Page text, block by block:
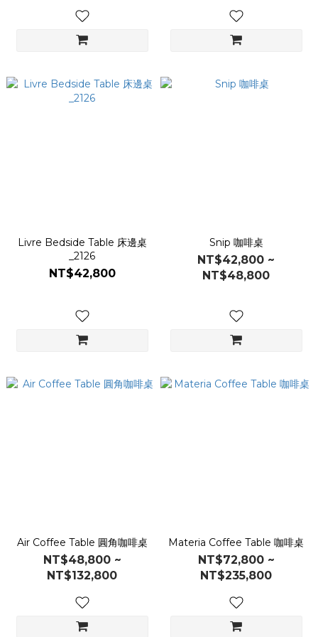
Livre Bedside Table 床邊桌
_2126
NT$42,800
Snip 咖啡桌
NT$42,800 ~
NT$48,800
Air Coffee Table 圓角咖啡桌
NT$48,800 ~
NT$132,800
Materia Coffee Table 咖啡桌
NT$72,800 ~
NT$235,800